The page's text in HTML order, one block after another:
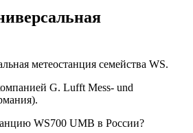
метеостанция семейства WS.
G. Lufft Mess- und
WS700 UMB в России?